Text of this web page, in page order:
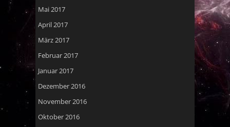
Mai 2017
April 2017
März 2017
Februar 2017
Januar 2017
Dezember 2016
November 2016
Oktober 2016